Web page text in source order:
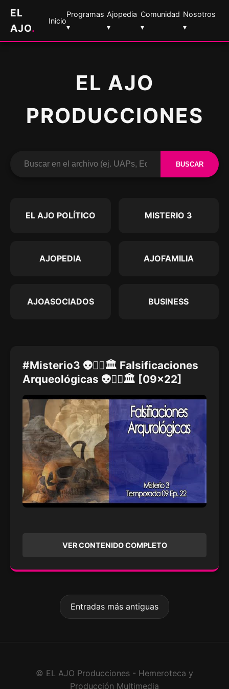
EL
AJO.
Inicio
Programas
▾
Ajopedia
▾
Comunidad
▾
Nosotros
▾
EL AJO
PRODUCCIONES
BUSCAR
EL AJO POLÍTICO MISTERIO 3
AJOPEDIA AJOFAMILIA
AJOASOCIADOS BUSINESS
#Misterio3 👽🏴‍☠️🏛 Falsificaciones
Arqueológicas 👽🏴‍☠️🏛 [09x22]
VER CONTENIDO COMPLETO
Entradas más antiguas
© EL AJO Producciones - Hemeroteca y
Producción Multimedia